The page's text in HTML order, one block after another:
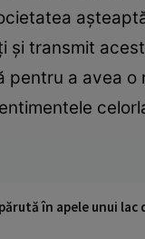
şi transmit
a avea
în apele unui